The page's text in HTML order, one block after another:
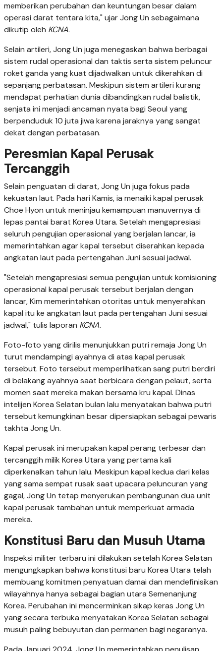
memberikan perubahan dan keuntungan besar dalam
operasi darat tentara kita," ujar Jong Un sebagaimana
dikutip oleh KCNA.
Selain artileri, Jong Un juga menegaskan bahwa berbagai
sistem rudal operasional dan taktis serta sistem peluncur
roket ganda yang kuat dijadwalkan untuk dikerahkan di
sepanjang perbatasan. Meskipun sistem artileri kurang
mendapat perhatian dunia dibandingkan rudal balistik,
senjata ini menjadi ancaman nyata bagi Seoul yang
berpenduduk 10 juta jiwa karena jaraknya yang sangat
dekat dengan perbatasan.
Peresmian Kapal Perusak
Tercanggih
Selain penguatan di darat, Jong Un juga fokus pada
kekuatan laut. Pada hari Kamis, ia menaiki kapal perusak
Choe Hyon untuk meninjau kemampuan manuvernya di
lepas pantai barat Korea Utara. Setelah mengapresiasi
seluruh pengujian operasional yang berjalan lancar, ia
memerintahkan agar kapal tersebut diserahkan kepada
angkatan laut pada pertengahan Juni sesuai jadwal.
"Setelah mengapresiasi semua pengujian untuk komisioning
operasional kapal perusak tersebut berjalan dengan
lancar, Kim memerintahkan otoritas untuk menyerahkan
kapal itu ke angkatan laut pada pertengahan Juni sesuai
jadwal," tulis laporan KCNA.
Foto-foto yang dirilis menunjukkan putri remaja Jong Un
turut mendampingi ayahnya di atas kapal perusak
tersebut. Foto tersebut memperlihatkan sang putri berdiri
di belakang ayahnya saat berbicara dengan pelaut, serta
momen saat mereka makan bersama kru kapal. Dinas
intelijen Korea Selatan bulan lalu menyatakan bahwa putri
tersebut kemungkinan besar dipersiapkan sebagai pewaris
takhta Jong Un.
Kapal perusak ini merupakan kapal perang terbesar dan
tercanggih milik Korea Utara yang pertama kali
diperkenalkan tahun lalu. Meskipun kapal kedua dari kelas
yang sama sempat rusak saat upacara peluncuran yang
gagal, Jong Un tetap menyerukan pembangunan dua unit
kapal perusak tambahan untuk memperkuat armada
mereka.
Konstitusi Baru dan Musuh Utama
Inspeksi militer terbaru ini dilakukan setelah Korea Selatan
mengungkapkan bahwa konstitusi baru Korea Utara telah
membuang komitmen penyatuan damai dan mendefinisikan
wilayahnya hanya sebagai bagian utara Semenanjung
Korea. Perubahan ini mencerminkan sikap keras Jong Un
yang secara terbuka menyatakan Korea Selatan sebagai
musuh paling bebuyutan dan permanen bagi negaranya.